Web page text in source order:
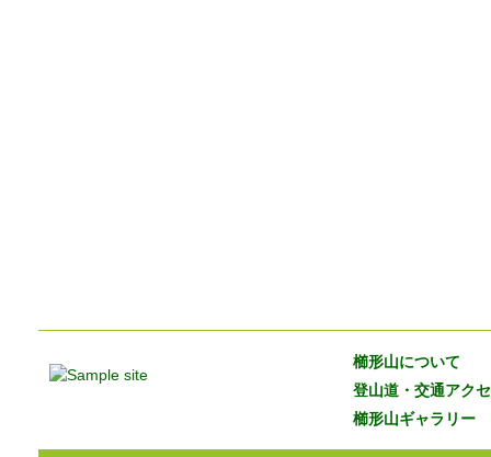
櫛形山について
登山道・交通アク
櫛形山ギャラリー